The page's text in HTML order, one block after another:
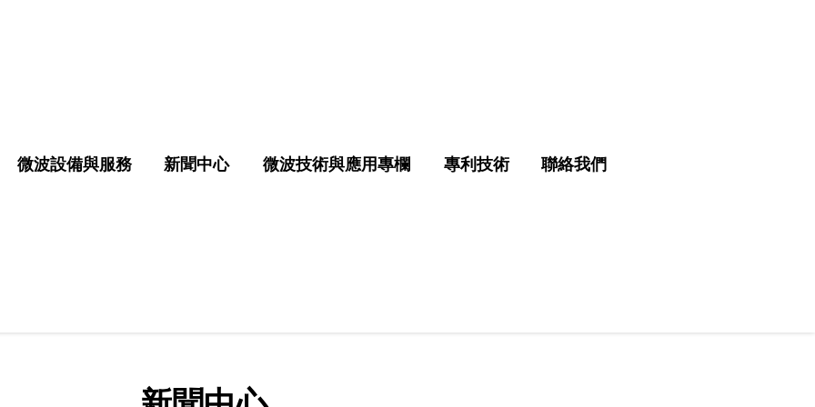
微波設備與服務 新聞中心 微波技術與應用專欄 專利技術 聯絡我們